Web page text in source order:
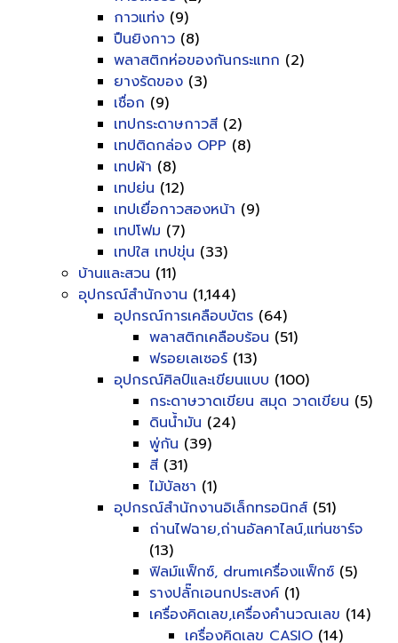
กาวแท่ง (9)
ปืนยิงกาว (8)
พลาสติกห่อของกันกระแทก (2)
ยางรัดของ (3)
เชื่อก (9)
เทปกระดาษกาวสี (2)
เทปติดกล่อง OPP (8)
เทปผ้า (8)
เทปย่น (12)
เทปเยื่อกาวสองหน้า (9)
เทปโฟม (7)
เทปใส เทปขุ่น (33)
บ้านและสวน (11)
อุปกรณ์สำนักงาน (1,144)
อุปกรณ์การเคลือบบัตร (64)
พลาสติกเคลือบร้อน (51)
ฟรอยเลเซอร์ (13)
อุปกรณ์ศิลป์และเขียนแบบ (100)
กระดาษวาดเขียน สมุด วาดเขียน (5)
ดินน้ำมัน (24)
พู่กัน (39)
สี (31)
ไม้บัลชา (1)
อุปกรณ์สำนักงานอิเล็กทรอนิกส์ (51)
ถ่านไฟฉาย,ถ่านอัลคาไลน์,แท่นชาร์จ
(13)
ฟิลม์แฟ็กซ์, drumเครื่องแฟ็กซ์ (5)
รางปลั๊กเอนกประสงค์ (1)
เครื่องคิดเลข,เครื่องคำนวณเลข (14)
เครื่องคิดเลข CASIO (14)